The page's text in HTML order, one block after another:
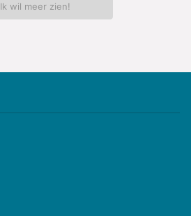
Ik wil meer zien!